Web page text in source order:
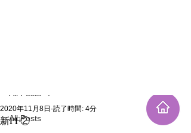
All Posts
All Posts
新PF②
2020年11月8日 読了時間: 4分